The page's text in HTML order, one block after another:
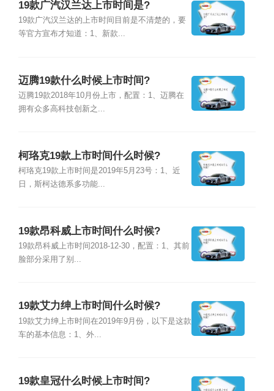
19款广汽汉兰达上市时间是?
19款广汽汉兰达的上市时间目前是不清楚的，要
等官方宣布才知道：1、新款...
迈腾19款什么时候上市时间?
迈腾19款2018年10月份上市，配置：1、迈腾在
拥有众多高科技创新之...
柯珞克19款上市时间什么时候?
柯珞克19款上市时间是2019年5月23号：1、近
日，斯柯达德系多功能...
19款昂科威上市时间什么时候?
19款昂科威上市时间2018-12-30，配置：1、其前
脸部分采用了别...
19款艾力绅上市时间什么时候?
19款艾力绅上市时间在2019年9月份，以下是这款
车的基本信息：1、外...
19款皇冠什么时候上市时间?